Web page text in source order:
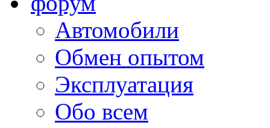
Автомобили
Обмен опытом
Эксплуатация
Обо всем